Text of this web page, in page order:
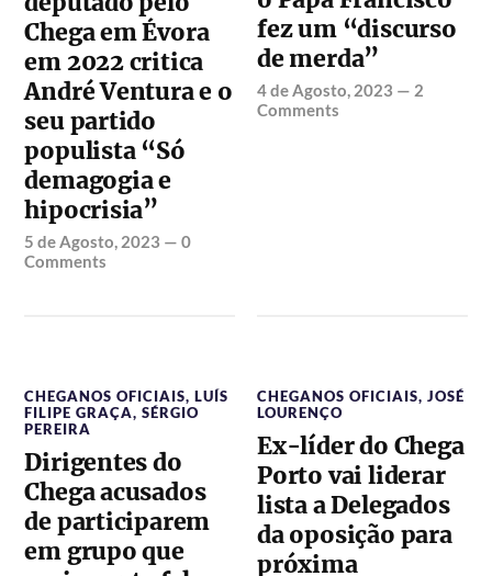
Chega em Évora
em 2022 critica
André Ventura e o
seu partido
populista “Só
demagogia e
hipocrisia”
5 de Agosto, 2023 —0
Comments
fez um “discurso
de merda”
4 de Agosto, 2023 — 2
Comments
CHEGANOS OFICIAIS,LUÍS
FILIPE GRAÇA,SÉRGIO
PEREIRA
Dirigentes do
Chega acusados
de participarem
em grupo que
CHEGANOS OFICIAIS,JOSÉ
LOURENÇO
Ex-líder do Chega
Porto vai liderar
lista a Delegados
da oposição para
próxima